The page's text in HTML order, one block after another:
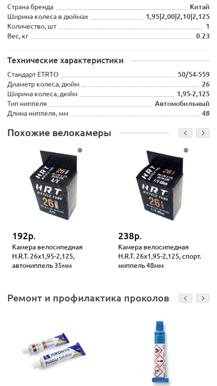
Страна бренда
Китай
Ширина колеса в дюймах
1,95|2,00|2,10|2,125
Количество, шт
1
Вес, кг
0.23
Технические характеристики
Стандарт ETRTO
50/54-559
Диаметр колеса, дюйм
26
Ширина колеса, дюйм
1,95-2,125
Тип ниппеля
Автомобильный
Длина ниппеля, мм
48
Похожие велокамеры
192р.
Камера велосипедная
H.R.T. 26x1,95-2,125,
автониппель 35мм
238р.
Камера велосипедная
H.R.T. 26x1,95-2,125, спорт.
ниппель 48мм
Ремонт и профилактика проколов